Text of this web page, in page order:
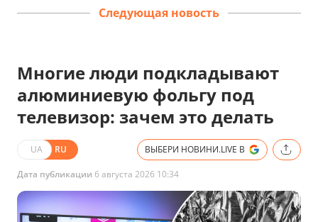
Следующая новость
Многие люди подкладывают
алюминиевую фольгу под
телевизор: зачем это делать
UA RU ВЫБЕРИ НОВИНИ.LIVE В
Дата публикации 6 августа 2026 10:34